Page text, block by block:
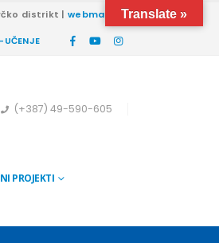
distrikt |webmail
UČENJE
(+387) 49-590-605
PROJEKTI
Translate »